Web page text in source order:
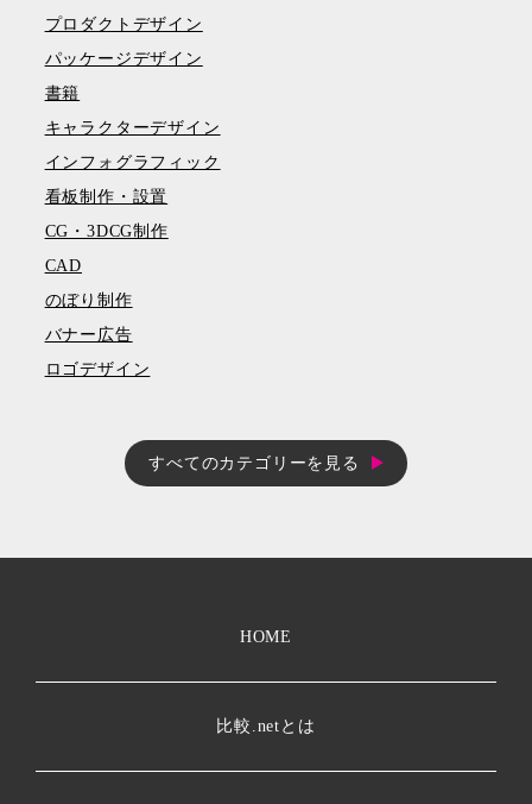
プロダクトデザイン
パッケージデザイン
書籍
キャラクターデザイン
インフォグラフィック
看板制作・設置
CG・3DCG制作
CAD
のぼり制作
バナー広告
ロゴデザイン
すべてのカテゴリーを見る
HOME
比較.netとは